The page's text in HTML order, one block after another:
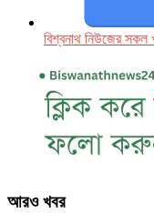
বিশ্বনাথ নিউজের
আরও খবর